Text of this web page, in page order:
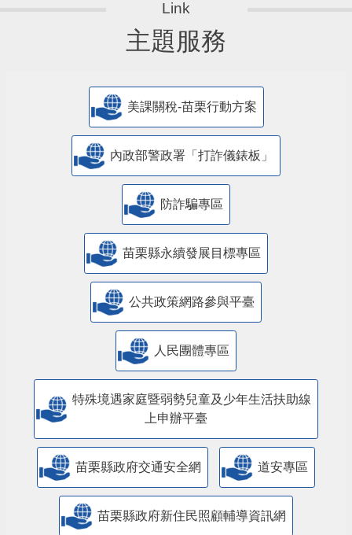
主題服務
美課關稅-苗栗行動方案
內政部警政署「打詐儀錶板」
防詐騙專區
苗栗縣永續發展目標專區
公共政策網路參與平臺
人民團體專區
特殊境遇家庭暨弱勢兒童及少年生活扶助線
上申辦平臺
苗栗縣政府交通安全網 道安專區
苗栗縣政府新住民照顧輔導資訊網